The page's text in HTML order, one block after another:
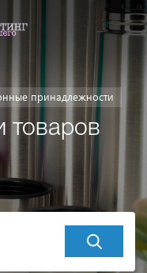
принадлежности
товаров